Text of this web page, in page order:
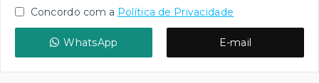
Concordo com a Política de Privacidade
WhatsApp E-mail